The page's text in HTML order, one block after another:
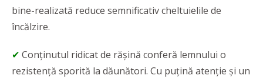
bine-realizată reduce semnificativ cheltuielile de
încălzire.
✔ Conținutul ridicat de rășină conferă lemnului o
rezistență sporită la dăunători. Cu puțină atenție și un